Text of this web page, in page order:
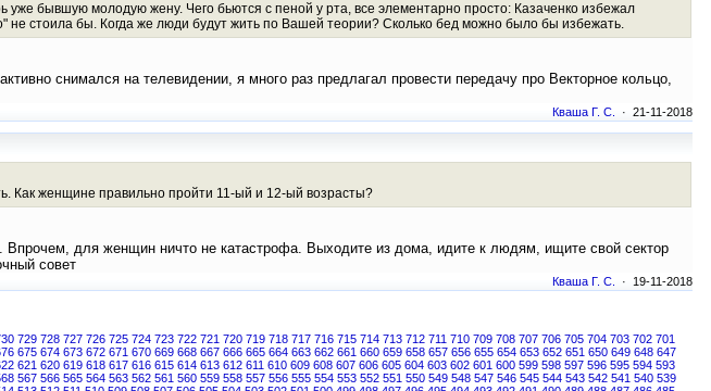
бывшую молодую жену. Чего бьются с пеной у рта, все элементарно просто: Казаченко избежал
стоила бы. Когда же люди будут жить по Вашей теории? Сколько бед можно было бы избежать.
снимался на телевидении, я много раз предлагал провести передачу про Векторное кольцо,
Кваша Г. С. · 21-11-2018
Как женщине правильно пройти 11-ый и 12-ый возрасты?
Впрочем, для женщин ничто не катастрофа. Выходите из дома, идите к людям, ищите свой сектор
совет
Кваша Г. С. · 19-11-2018
729 728 727 726 725 724 723 722 721 720 719 718 717 716 715 714 713 712 711 710 709 708 707 706 705 704 703 702 701
675 674 673 672 671 670 669 668 667 666 665 664 663 662 661 660 659 658 657 656 655 654 653 652 651 650 649 648 647
621 620 619 618 617 616 615 614 613 612 611 610 609 608 607 606 605 604 603 602 601 600 599 598 597 596 595 594 593
567 566 565 564 563 562 561 560 559 558 557 556 555 554 553 552 551 550 549 548 547 546 545 544 543 542 541 540 539